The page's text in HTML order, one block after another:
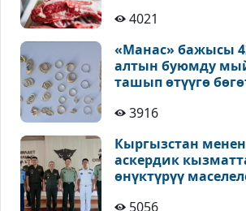
4021
«Манас» бажысы
алтын буюмду
ташып өтүүгө
3916
Кыргызстан
аскердик
өнүктүрүү
5056